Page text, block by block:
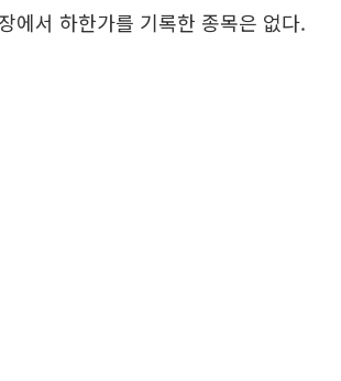
에서 하한가를 기록한 종목은 없다.